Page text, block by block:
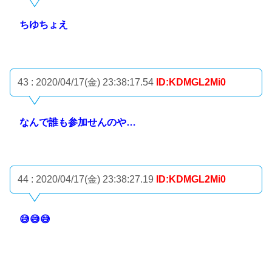
ちゆちょえ
43 : 2020/04/17(金) 23:38:17.54 ID:KDMGL2Mi0
なんで誰も参加せんのや…
44 : 2020/04/17(金) 23:38:27.19 ID:KDMGL2Mi0
😅😅😅